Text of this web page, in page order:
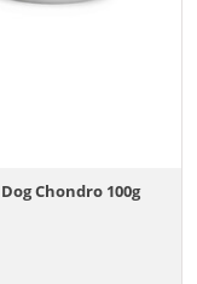
Chondro 100g